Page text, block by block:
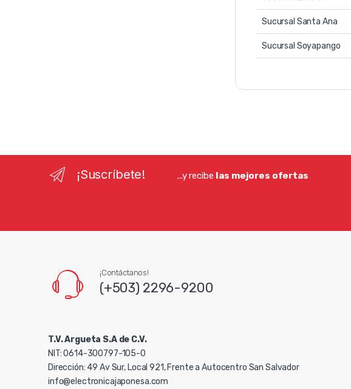
Sucursal Santa Ana
Sucursal Soyapango
¡Suscríbete! ...y recibe las mejores ofertas
¡Contáctanos!
(+503) 2296-9200
T.V. Argueta S.A de C.V.
NIT: 0614-300797-105-0
Dirección: 49 Av Sur, Local 921, Frente a Autocentro San Salvador
info@electronicajaponesa.com